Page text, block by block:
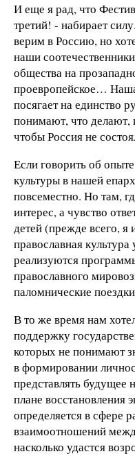
И еще я рад, что
третий! - набирает
верим в Россию, но
наши
общества на
проевропейское…
посягает на единство
понимают, что делают,
чтобы Россия не
Если говорить об
культуры в нашей
повсеместно. Но там,
интерес, а чувство
детей (прежде всего,
православная
реализуются
православного
паломнические
В то же время нам
поддержку
которых не понимают
в формировании
представлять будущее
плане восстановления
определяется в сфере
взаимоотношений
насколько удастся